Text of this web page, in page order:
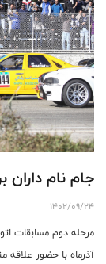
جام نام داران
1402/09/24
آذرماه با حضور علاقه